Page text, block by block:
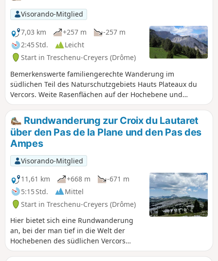
Visorando-Mitglied
7,03 km
+257 m
-257 m
2:45 Std.
Leicht
Start in Treschenu-Creyers (Drôme)
Bemerkenswerte familiengerechte Wanderung im
südlichen Teil des Naturschutzgebiets Hauts Plateaux du
Vercors. Weite Rasenflächen auf der Hochebene und
Aussichtspunkte mit Blick auf die Landschaft Trièves und
den Gipfel Mont Aiguille, die Ausläufer von Oisans und
Dévoluy.Rundwanderung zur Croix du Lautaret
über den Pas de la Plane und den Pas des
Ampes
Visorando-Mitglied
11,61 km
+668 m
-671 m
5:15 Std.
Mittel
Start in Treschenu-Creyers (Drôme)
Hier bietet sich eine Rundwanderung
an, bei der man tief in die Welt der
Hochebenen des südlichen Vercors
eintauchen kann – ohne größere